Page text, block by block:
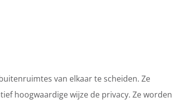
van elkaar te scheiden. Ze
hoogwaardige wijze de privacy. Ze worden